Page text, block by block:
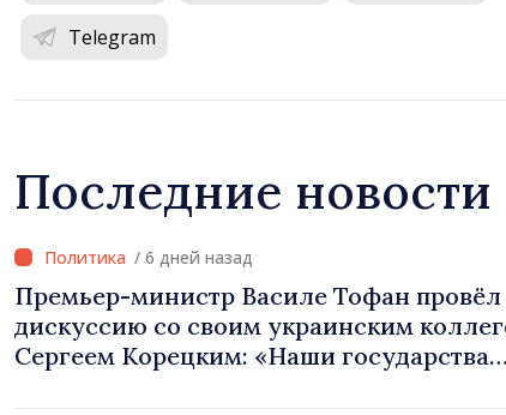
Telegram
Последние новости
/ 6 дней назад
Премьер-министр Василе Тофан провёл
дискуссию со своим украинским
Сергеем Корецким: «Наши государства